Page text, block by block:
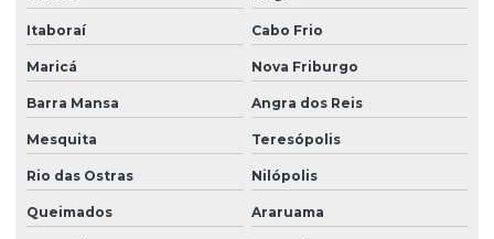
Itaboraí Cabo Frio
Maricá Nova Friburgo
Barra Mansa Angra dos Reis
Mesquita Teresópolis
Rio das Ostras Nilópolis
Queimados Araruama